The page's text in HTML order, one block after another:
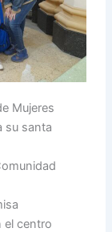
Mujeres
su santa
el centro